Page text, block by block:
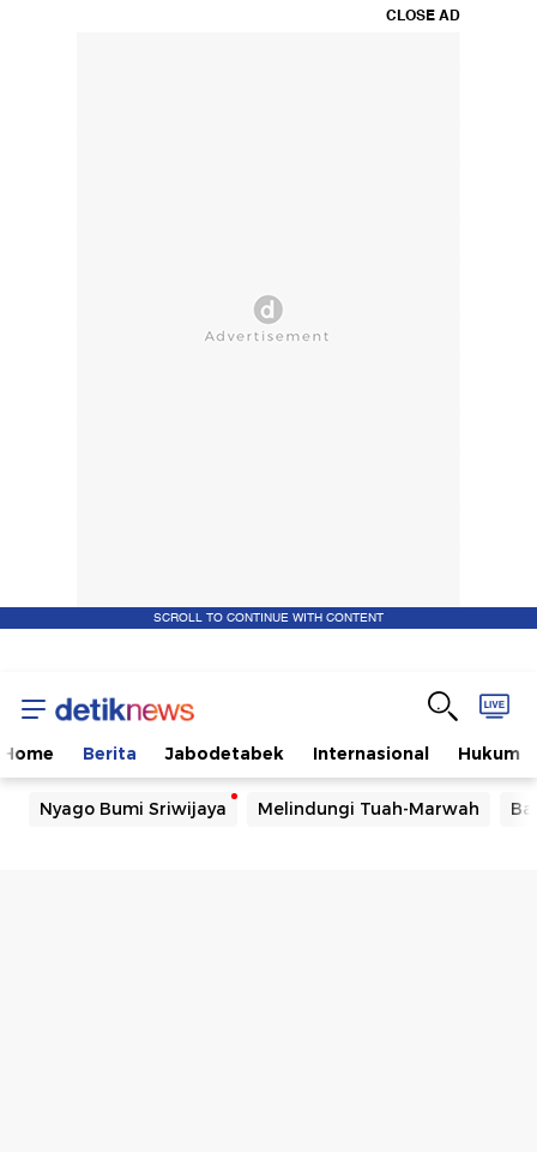
CLOSE AD
SCROLL TO CONTINUE WITH CONTENT
Home Berita Jabodetabek Internasional Hukum
Nyago Bumi Sriwijaya Melindungi Tuah-Marwah